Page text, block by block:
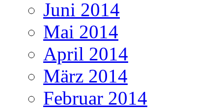
Juni 2014
Mai 2014
April 2014
März 2014
Februar 2014